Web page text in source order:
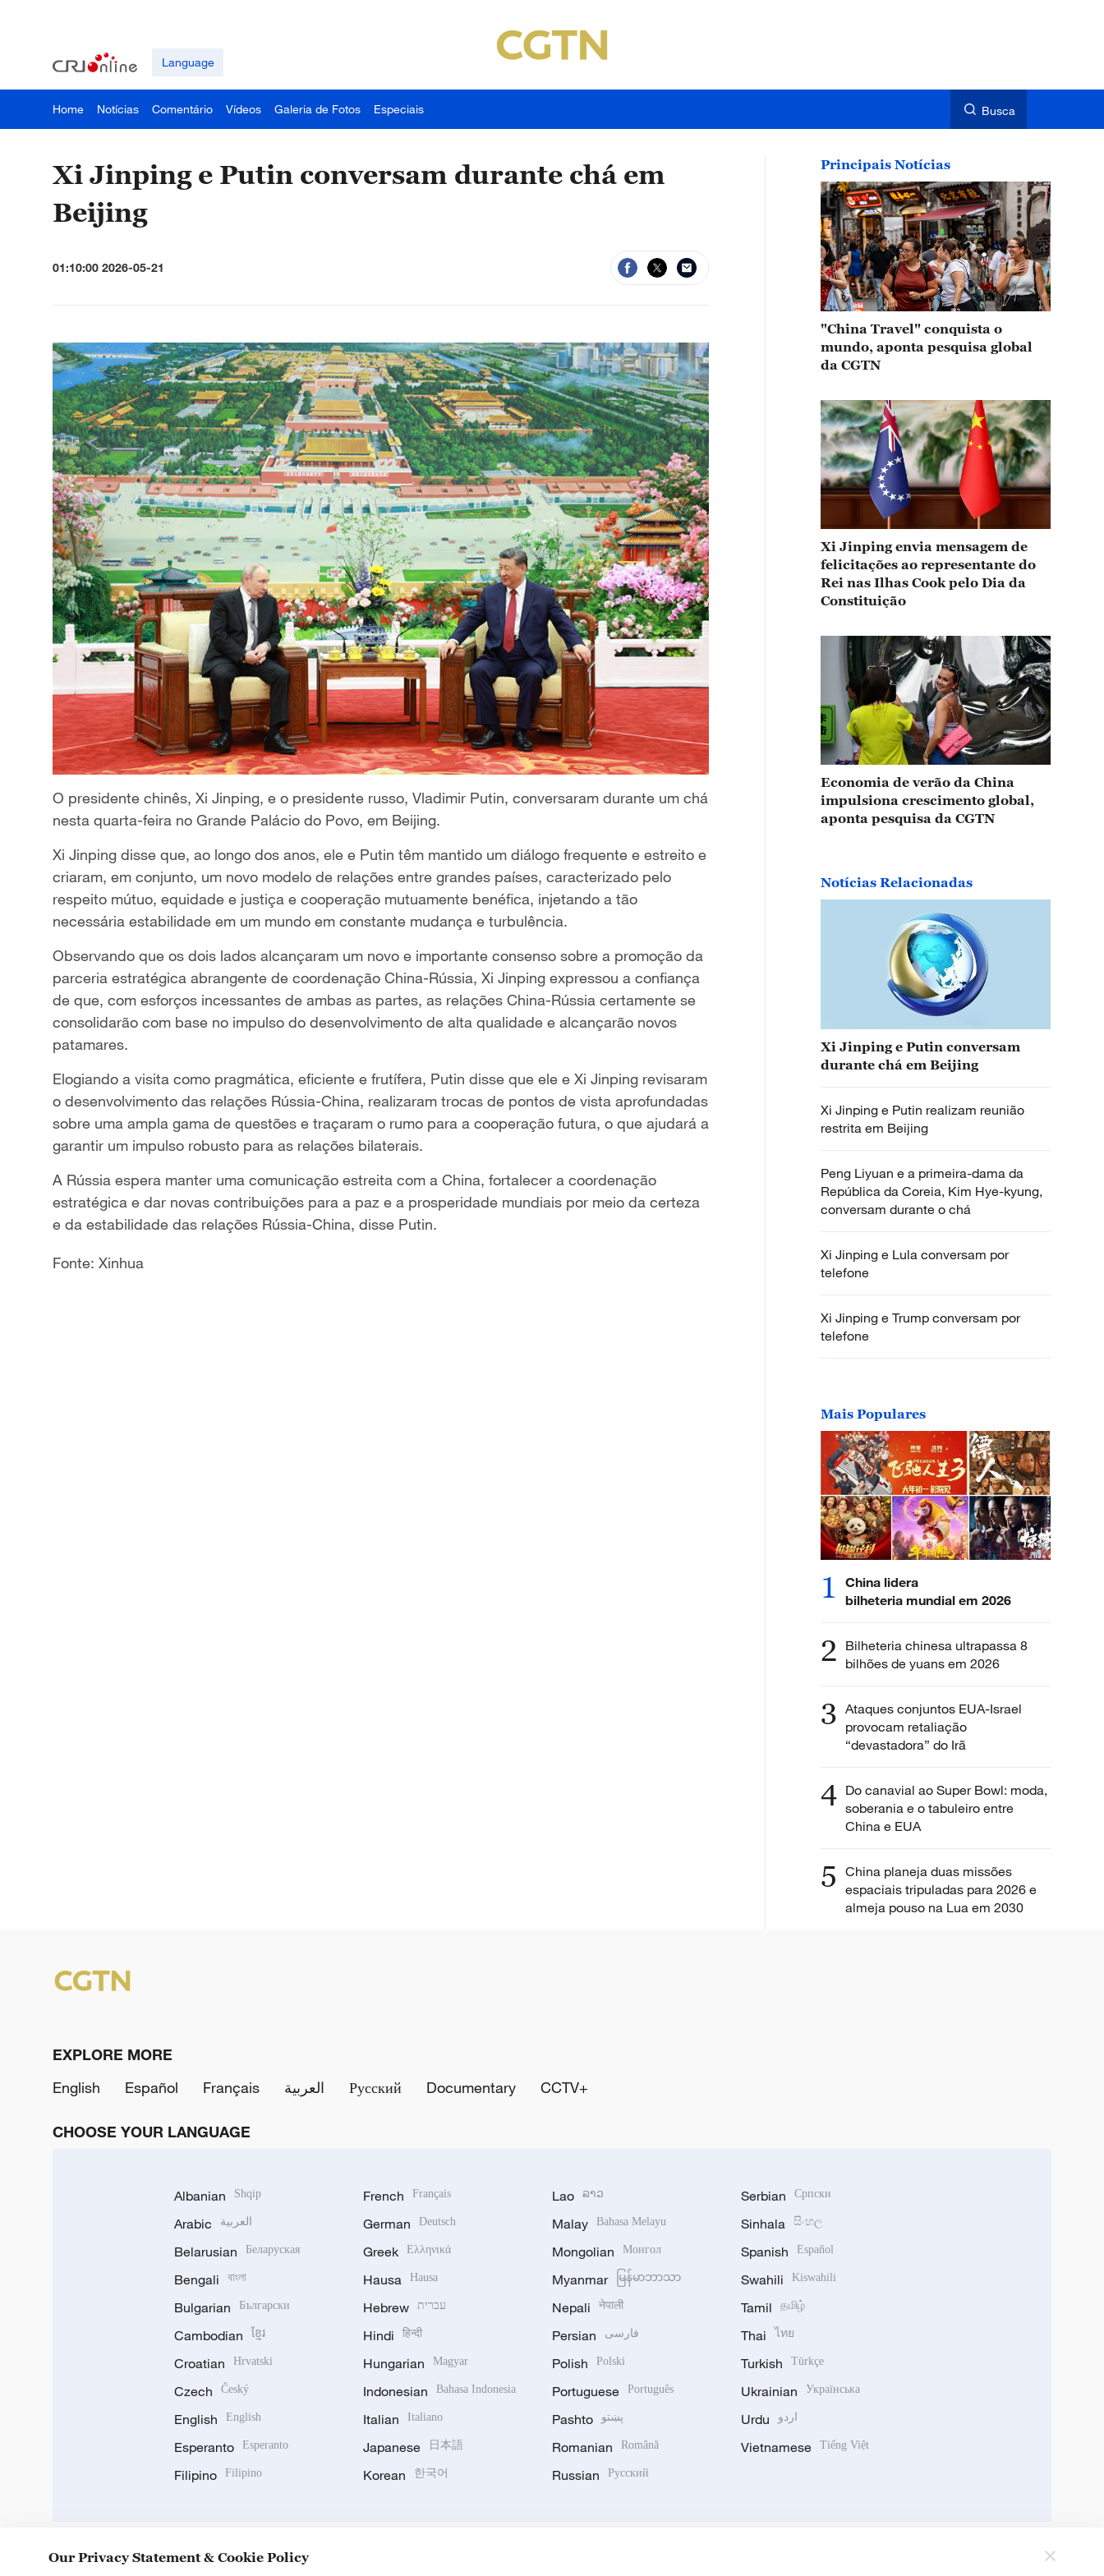
Language
Home Notícias Comentário Vídeos Galeria de Fotos Especiais Busca
Xi Jinping e Putin conversam durante chá em
Beijing
01:10:00 2026-05-21
O presidente chinês, Xi Jinping, e o presidente russo, Vladimir Putin, conversaram durante um chá
nesta quarta-feira no Grande Palácio do Povo, em Beijing.
Xi Jinping disse que, ao longo dos anos, ele e Putin têm mantido um diálogo frequente e estreito e
criaram, em conjunto, um novo modelo de relações entre grandes países, caracterizado pelo
respeito mútuo, equidade e justiça e cooperação mutuamente benéfica, injetando a tão
necessária estabilidade em um mundo em constante mudança e turbulência.
Observando que os dois lados alcançaram um novo e importante consenso sobre a promoção da
parceria estratégica abrangente de coordenação China-Rússia, Xi Jinping expressou a confiança
de que, com esforços incessantes de ambas as partes, as relações China-Rússia certamente se
consolidarão com base no impulso do desenvolvimento de alta qualidade e alcançarão novos
patamares.
Elogiando a visita como pragmática, eficiente e frutífera, Putin disse que ele e Xi Jinping revisaram
o desenvolvimento das relações Rússia-China, realizaram trocas de pontos de vista aprofundadas
sobre uma ampla gama de questões e traçaram o rumo para a cooperação futura, o que ajudará a
garantir um impulso robusto para as relações bilaterais.
A Rússia espera manter uma comunicação estreita com a China, fortalecer a coordenação
estratégica e dar novas contribuições para a paz e a prosperidade mundiais por meio da certeza
e da estabilidade das relações Rússia-China, disse Putin.
Fonte: Xinhua
Principais Notícias
"China Travel" conquista o
mundo, aponta pesquisa global
da CGTN
Xi Jinping envia mensagem de
felicitações ao representante do
Rei nas Ilhas Cook pelo Dia da
Constituição
Economia de verão da China
impulsiona crescimento global,
aponta pesquisa da CGTN
Notícias Relacionadas
Xi Jinping e Putin conversam
durante chá em Beijing
Xi Jinping e Putin realizam reunião
restrita em Beijing
Peng Liyuan e a primeira-dama da
República da Coreia, Kim Hye-kyung,
conversam durante o chá
Xi Jinping e Lula conversam por
telefone
Xi Jinping e Trump conversam por
telefone
Mais Populares
1
China lidera
bilheteria mundial em 2026
2 Bilheteria chinesa ultrapassa 8
bilhões de yuans em 2026
3 Ataques conjuntos EUA-Israel
provocam retaliação
“devastadora” do Irã
4 Do canavial ao Super Bowl: moda,
soberania e o tabuleiro entre
China e EUA
5 China planeja duas missões
espaciais tripuladas para 2026 e
almeja pouso na Lua em 2030
EXPLORE MORE
English
Español Français العربية Русский Documentary CCTV+
CHOOSE YOUR LANGUAGE
Albanian Shqip
Arabic العربية
Belarusian Беларуская
Bengali বাংলা
Bulgarian Български
Cambodian ខ្មែរ
Croatian Hrvatski
Czech Český
English English
Esperanto Esperanto
Filipino Filipino
French Français
German Deutsch
Greek Ελληνικά
Hausa Hausa
Hebrew עברית
Hindi हिन्दी
Hungarian Magyar
Indonesian Bahasa Indonesia
Italian Italiano
Japanese 日本語
Korean 한국어
Lao ລາວ
Malay Bahasa Melayu
Mongolian Монгол
Myanmar မြန်မာဘာသာ
Nepali नेपाली
Persian فارسی
Polish Polski
Portuguese Português
Pashto پښتو
Romanian Română
Russian Русский
Serbian Српски
Sinhala සිංහල
Spanish Español
Swahili Kiswahili
Tamil தமிழ்
Thai ไทย
Turkish Türkçe
Ukrainian Українська
Urdu اردو
Vietnamese Tiếng Việt
Our Privacy Statement & Cookie Policy